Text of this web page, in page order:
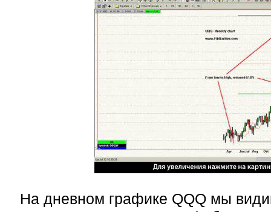
На дневном графике QQQ мы